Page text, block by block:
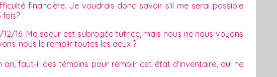
financière. Je voudrais donc savoir s'il me serai possible
fois?
16. Ma soeur est subrogée tutrice, mais nous ne nous voyons
nous le remplir toutes les deux ?
faut-il des témoins pour remplir cet état d'inventaire, qui ne